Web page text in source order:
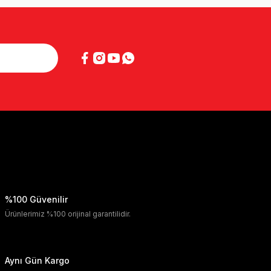
%100 Güvenilir
Ürünlerimiz %100 orijinal garantilidir.
Aynı Gün Kargo